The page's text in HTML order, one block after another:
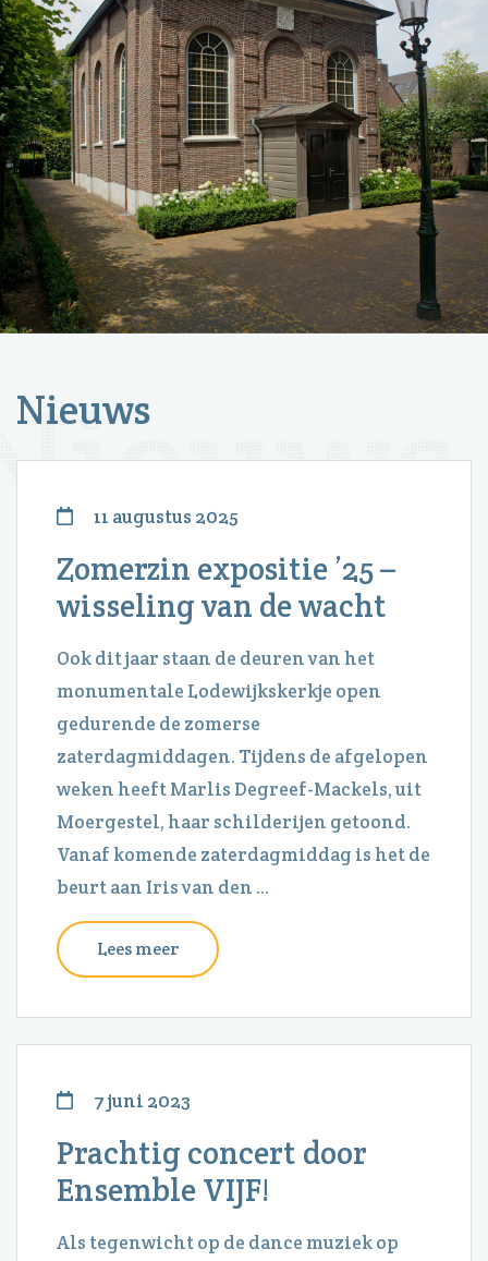
Nieuws
11 augustus 2025
Zomerzin expositie ’25 –
wisseling van de wacht
Ook dit jaar staan de deuren van het
monumentale Lodewijkskerkje open
gedurende de zomerse
zaterdagmiddagen. Tijdens de afgelopen
weken heeft Marlis Degreef-Mackels, uit
Moergestel, haar schilderijen getoond.
Vanaf komende zaterdagmiddag is het de
beurt aan Iris van den ...
Lees meer
7 juni 2023
Prachtig concert door
Ensemble VIJF!
Als tegenwicht op de dance muziek op